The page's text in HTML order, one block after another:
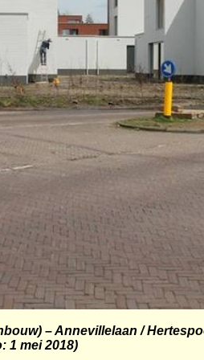
–Annevillelaan /
1 mei 2018)